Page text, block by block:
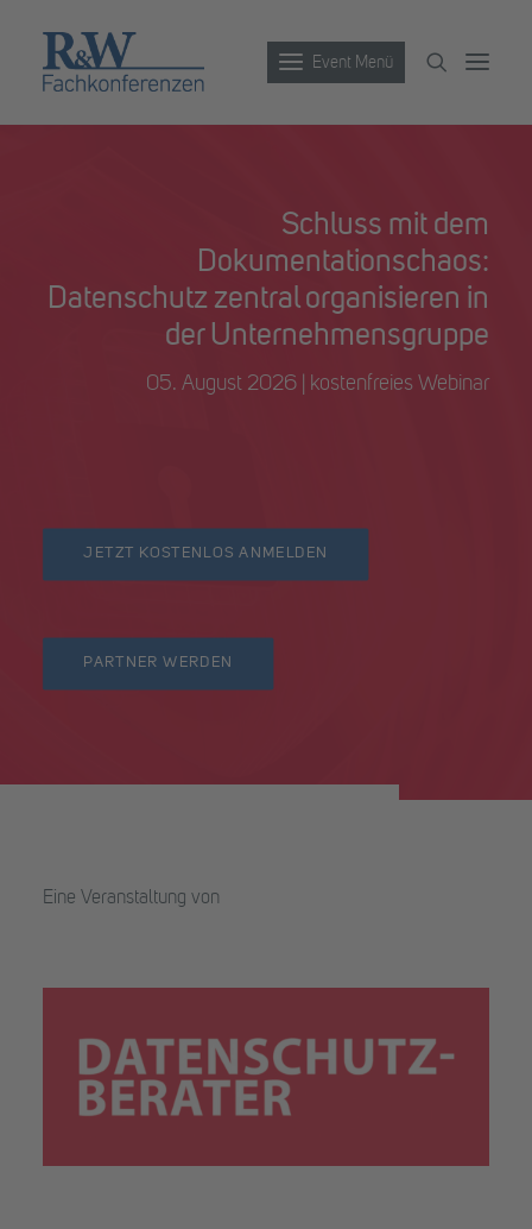
Event Menü
Partner werden
Archiv
Schluss mit dem
Dokumentationschaos:
Datenschutz zentral organisieren in
der Unternehmensgruppe
05. August 2026 | kostenfreies Webinar
JETZT KOSTENLOS ANMELDEN
PARTNER WERDEN
Eine Veranstaltung von